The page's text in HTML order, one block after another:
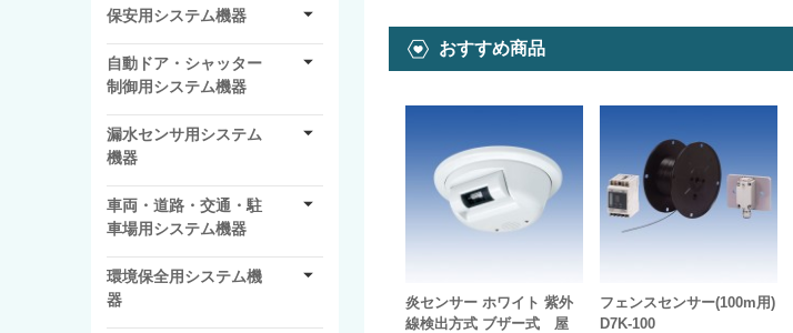
おすすめ商品
炎センサー ホワイト 紫外
線検出方式 ブザー式 屋
フェンスセンサー(100m用)
D7K-100
保安用システム機器
自動ドア・シャッター
制御用システム機器
漏水センサ用システム
機器
車両・道路・交通・駐
車場用システム機器
環境保全用システム機
器